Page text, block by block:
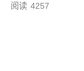
阅读 4257